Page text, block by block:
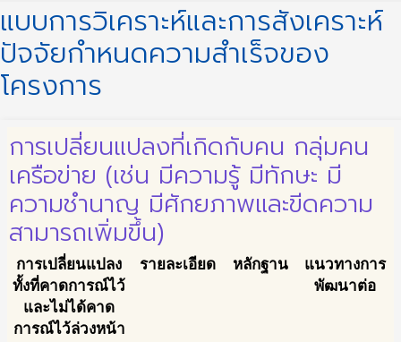
แบบการวิเคราะห์และการสังเคราะห์
ปัจจัยกำหนดความสำเร็จของ
โครงการ
การเปลี่ยนแปลงที่เกิดกับคน กลุ่มคน
เครือข่าย (เช่น มีความรู้ มีทักษะ มี
ความชำนาญ มีศักยภาพและขีดความ
สามารถเพิ่มขึ้น)
การเปลี่ยนแปลง
ทั้งที่คาดการณ์ไว้
และไม่ได้คาด
การณ์ไว้ล่วงหน้า
รายละเอียด หลักฐาน
แนวทางการ
พัฒนาต่อ